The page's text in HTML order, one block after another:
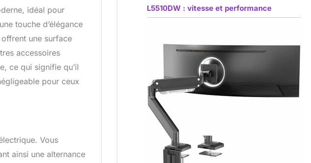
supporter
soumis à de
de
équipé d'une
Condition
et la position
d'être plus
vertébrale et
d'assise.
idéal pour
touche d’élégance
une surface
accessoires
ce qui signifie qu’il
pour ceux
Vous
ainsi une alternance
L5510DW : vitesse et performance